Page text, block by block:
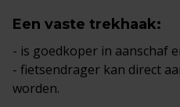
Een vaste trekhaak:
- is goedkoper in aanschaf
- fietsendrager kan direct
worden.